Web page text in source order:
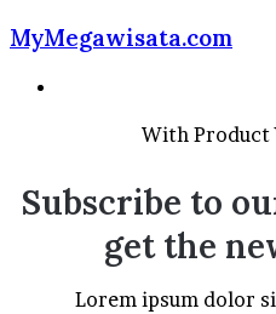
MyMegawisata.com
With Product
Subscribe to
get the
Lorem ipsum dolor